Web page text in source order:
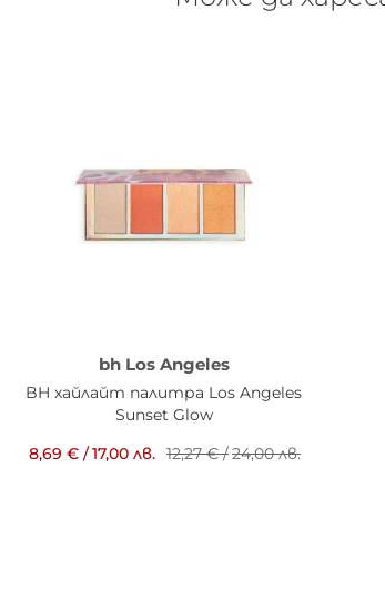
bh Los Angeles
BH хайлайт палитра Los Angeles
Sunset Glow
8,69 € /17,00 лв. 12,27 €/24,00 лв.